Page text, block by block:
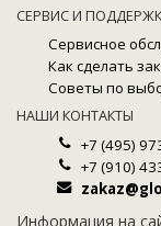
СЕРВИС И
Сервисное
Как сделать
Советы по
НАШИ КОНТАКТЫ
+7 (495)
+7 (910)
Информация на